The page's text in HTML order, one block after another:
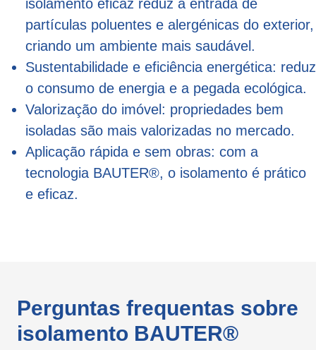
isolamento eficaz reduz a entrada de
partículas poluentes e alergénicas do exterior,
criando um ambiente mais saudável.
Sustentabilidade e eficiência energética: reduz
o consumo de energia e a pegada ecológica.
Valorização do imóvel: propriedades bem
isoladas são mais valorizadas no mercado.
Aplicação rápida e sem obras: com a
tecnologia BAUTER®, o isolamento é prático
e eficaz.
Perguntas frequentas sobre
isolamento BAUTER®